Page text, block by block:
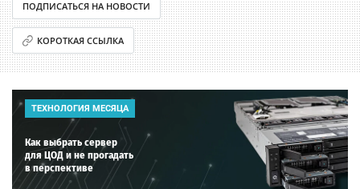
ПОДПИСАТЬСЯ НА НОВОСТИ
КОРОТКАЯ ССЫЛКА
ТЕХНОЛОГИЯ МЕСЯЦА
Как выбрать сервер
для ЦОД и не прогадать
в перспективе